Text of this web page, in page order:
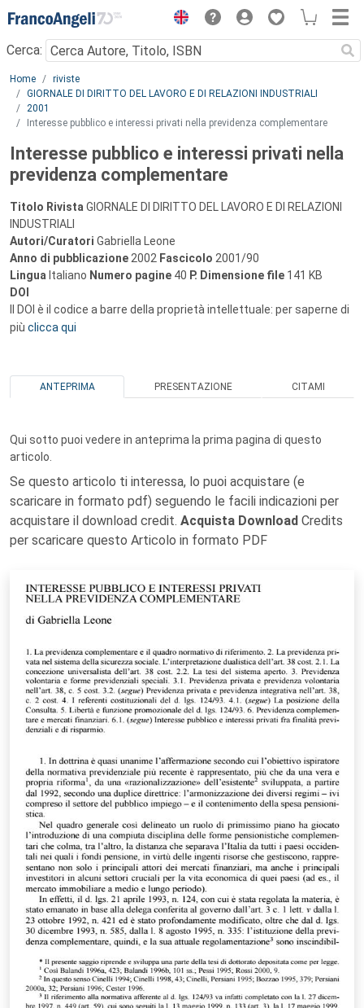
Menu
Cerca:
Main content
Home
riviste
GIORNALE DI DIRITTO DEL LAVORO E DI RELAZIONI INDUSTRIALI
2001
Interesse pubblico e interessi privati nella previdenza complementare
Interesse pubblico e interessi privati nella
previdenza complementare
Titolo Rivista GIORNALE DI DIRITTO DEL LAVORO E DI RELAZIONI
INDUSTRIALI
Autori/Curatori Gabriella Leone
Anno di pubblicazione 2002 Fascicolo 2001/90
Lingua Italiano Numero pagine 40 P. Dimensione file 141 KB
DOI
Il DOI è il codice a barre della proprietà intellettuale: per saperne di
più clicca qui
ANTEPRIMA PRESENTAZIONE CITAMI
Qui sotto puoi vedere in anteprima la prima pagina di questo
articolo.
Se questo articolo ti interessa, lo puoi acquistare (e
scaricare in formato pdf) seguendo le facili indicazioni per
acquistare il download credit. Acquista Download Credits
per scaricare questo Articolo in formato PDF